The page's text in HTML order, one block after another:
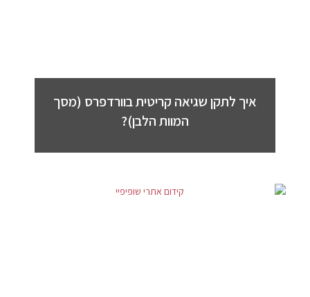
איך לתקן שגיאה קריטית בוורדפרס (מסך
המוות הלבן)?